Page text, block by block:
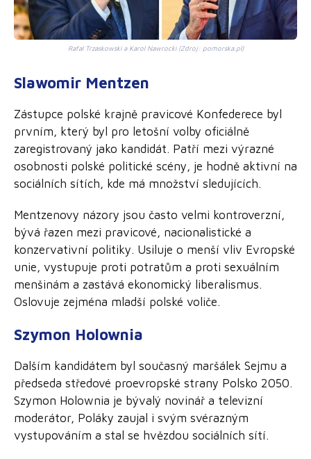
Rafal Trzaskowski a Karol Nawrocki (Zdroj: pomorska.pl)
Slawomir Mentzen
Zástupce polské krajně pravicové Konfederece byl
prvním, který byl pro letošní volby oficiálně
zaregistrovaný jako kandidát. Patří mezi výrazné
osobnosti polské politické scény, je hodně aktivní na
sociálních sítích, kde má množství sledujících.
Mentzenovy názory jsou často velmi kontroverzní,
bývá řazen mezi pravicové, nacionalistické a
konzervativní politiky. Usiluje o menší vliv Evropské
unie, vystupuje proti potratům a proti sexuálním
menšinám a zastává ekonomický liberalismus.
Oslovuje zejména mladší polské voliče.
Szymon Holownia
Dalším kandidátem byl současný maršálek Sejmu a
předseda středové proevropské strany Polsko 2050.
Szymon Holownia je bývalý novinář a televizní
moderátor, Poláky zaujal i svým svérazným
vystupováním a stal se hvězdou sociálních sítí.